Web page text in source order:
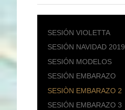
SESIÓN VIOLETTA
SESIÓN NAVIDAD 2019
SESIÓN MODELOS
SESIÓN EMBARAZO
SESIÒN EMBARAZO 2
SESIÓN EMBARAZO 3